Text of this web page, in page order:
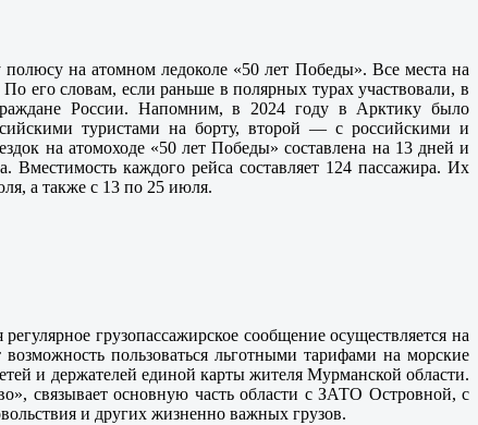
на атомном ледоколе «50 лет Победы». Все места на
его словам, если раньше в полярных турах участвовали, в
России. Напомним, в 2024 году в Арктику было
туристами на борту, второй — с российскими и
на атомоходе «50 лет Победы» составлена на 13 дней и
Вместимость каждого рейса составляет 124 пассажира. Их
а также с 13 по 25 июля.
грузопассажирское сообщение осуществляется на
пользоваться льготными тарифами на морские
и держателей единой карты жителя Мурманской области.
связывает основную часть области с ЗАТО Островной, с
и других жизненно важных грузов.